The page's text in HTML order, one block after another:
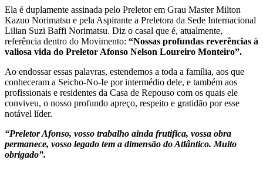
Ela é duplamente assinada pelo Preletor em Grau Master Milton
Kazuo Norimatsu e pela Aspirante a Preletora da Sede Internacional
Lilian Suzi Baffi Norimatsu. Diz o casal que é, atualmente,
referência dentro do Movimento: “Nossas profundas reverências à
valiosa vida do Preletor Afonso Nelson Loureiro Monteiro”.
Ao endossar essas palavras, estendemos a toda a família, aos que
conheceram a Seicho-No-Ie por intermédio dele, e também aos
profissionais e residentes da Casa de Repouso com os quais ele
conviveu, o nosso profundo apreço, respeito e gratidão por esse
notável líder.
“Preletor Afonso, vosso trabalho ainda frutifica, vossa obra
permanece, vosso legado tem a dimensão do Atlântico. Muito
obrigado”.